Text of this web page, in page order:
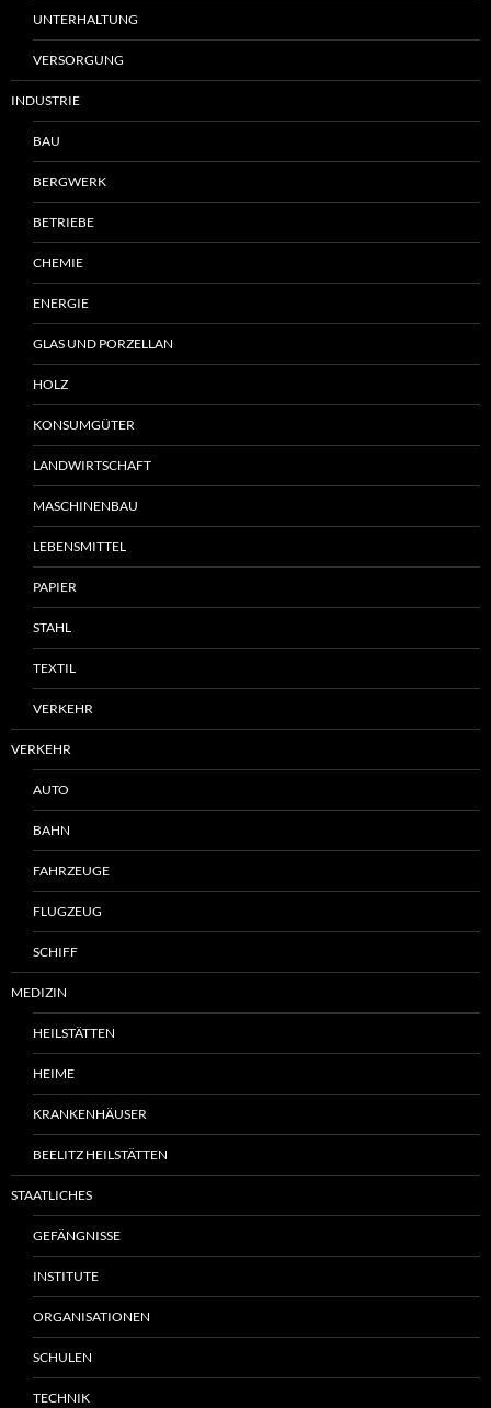
UNTERHALTUNG
VERSORGUNG
INDUSTRIE
BAU
BERGWERK
BETRIEBE
CHEMIE
ENERGIE
GLAS UND PORZELLAN
HOLZ
KONSUMGÜTER
LANDWIRTSCHAFT
MASCHINENBAU
LEBENSMITTEL
PAPIER
STAHL
TEXTIL
VERKEHR
VERKEHR
AUTO
BAHN
FAHRZEUGE
FLUGZEUG
SCHIFF
MEDIZIN
HEILSTÄTTEN
HEIME
KRANKENHÄUSER
BEELITZ HEILSTÄTTEN
STAATLICHES
GEFÄNGNISSE
INSTITUTE
ORGANISATIONEN
SCHULEN
TECHNIK